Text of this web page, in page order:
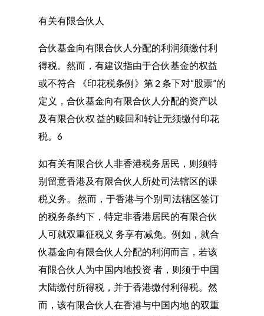
有关有限合伙人
合伙基金向有限合伙人分配的利润须缴付利
得税。然而，有建议指由于合伙基金的权益
或不符合 《印花税条例》第 2 条下对“股票”的
定义，合伙基金向有限合伙人分配的资产以
及有限合伙权 益的赎回和转让无须缴付印花
税。6
如有关有限合伙人非香港税务居民，则须特
别留意香港及有限合伙人所处司法辖区的课
税义务。 然而，于香港与个别司法辖区签订
的税务条约下，特定非香港居民的有限合伙
人可就双重征税义 务享有减免。例如，就合
伙基金向有限合伙人分配的利润而言，若该
有限合伙人为中国内地投资 者，则须于中国
大陆缴付所得税，并于香港缴付利得税。然
而，该有限合伙人在香港与中国内地 的双重